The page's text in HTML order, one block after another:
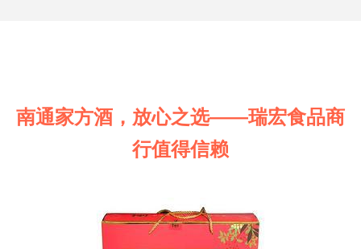
南通家方酒，放心之选——瑞宏食品商
行值得信赖